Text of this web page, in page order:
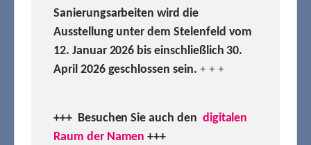
Sanierungsarbeiten wird die
Ausstellung unter dem Stelenfeld vom
12. Januar 2026 bis einschließlich 30.
April 2026 geschlossen sein. + + +
+++ Besuchen Sie auch den digitalen
Raum der Namen +++